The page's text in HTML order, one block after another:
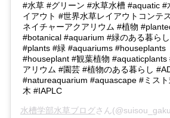
#水草 #グリーン #水草水槽 #aquatic #
イアウト #世界水草レイアウトコンテ
ネイチャーアクアリウム #植物
#botanical #aquarium #緑のある暮らし
#plants #緑 #aquariums #houseplants
#houseplant #観葉植物 #aquaticplants
アリウム #園芸 #植物のある暮らし
#natureaquarium #aquascape #ミス
木 #IAPLC
水槽学部水草ブログさん(@suisou_gakubu)がシェアし